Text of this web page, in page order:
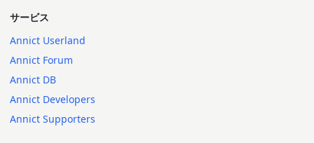
サービス
Annict Userland
Annict Forum
Annict DB
Annict Developers
Annict Supporters